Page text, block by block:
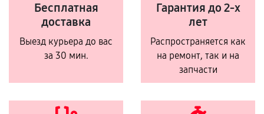
Бесплатная
доставка
Выезд курьера до вас
за 30 мин.
Гарантия до 2-х
лет
Распространяется как
на ремонт, так и на
запчасти